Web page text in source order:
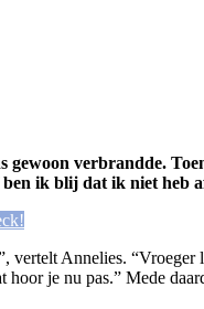
gewoon verbrandde.
ik blij dat ik niet heb
Annelies. “Vroeger
je nu pas.” Mede